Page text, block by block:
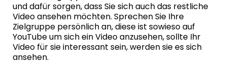
und dafür sorgen, dass Sie sich auch das restliche
Video ansehen möchten. Sprechen Sie Ihre
Zielgruppe persönlich an, diese ist sowieso auf
YouTube um sich ein Video anzusehen, sollte Ihr
Video für sie interessant sein, werden sie es sich
ansehen.